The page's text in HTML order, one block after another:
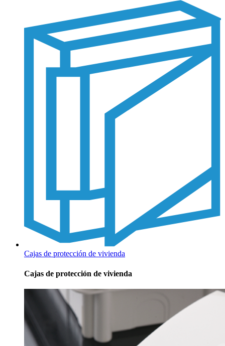
Cajas de protección de vivienda
Cajas de protección de vivienda